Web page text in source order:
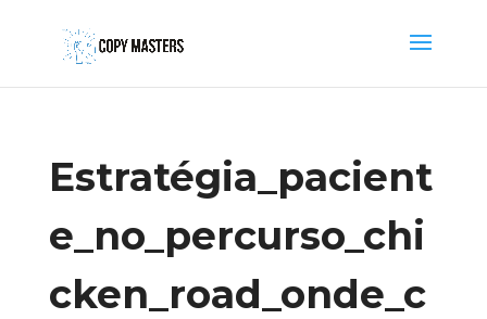
Estratégia_pacient
e_no_percurso_chi
cken_road_onde_c